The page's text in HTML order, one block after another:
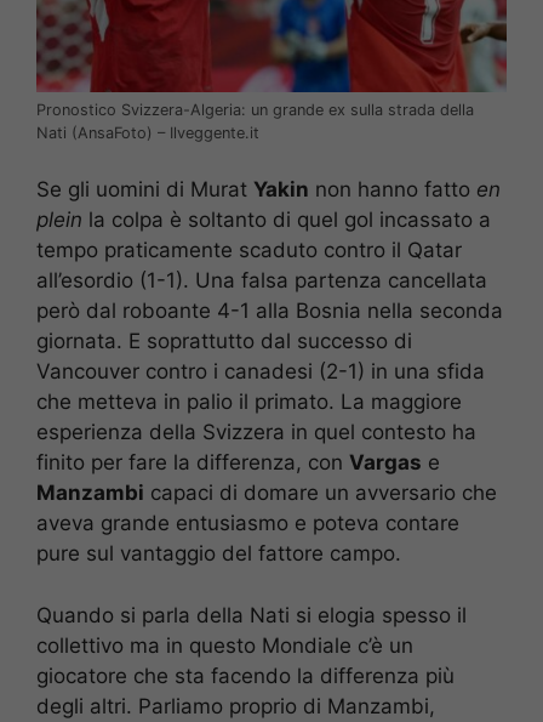
Pronostico Svizzera-Algeria: un grande ex sulla strada della
Nati (AnsaFoto) – Ilveggente.it
Se gli uomini di Murat Yakin non hanno fatto en
plein la colpa è soltanto di quel gol incassato a
tempo praticamente scaduto contro il Qatar
all’esordio (1-1). Una falsa partenza cancellata
però dal roboante 4-1 alla Bosnia nella seconda
giornata. E soprattutto dal successo di
Vancouver contro i canadesi (2-1) in una sfida
che metteva in palio il primato. La maggiore
esperienza della Svizzera in quel contesto ha
finito per fare la differenza, con Vargas e
Manzambi capaci di domare un avversario che
aveva grande entusiasmo e poteva contare
pure sul vantaggio del fattore campo.
Quando si parla della Nati si elogia spesso il
collettivo ma in questo Mondiale c’è un
giocatore che sta facendo la differenza più
degli altri. Parliamo proprio di Manzambi,